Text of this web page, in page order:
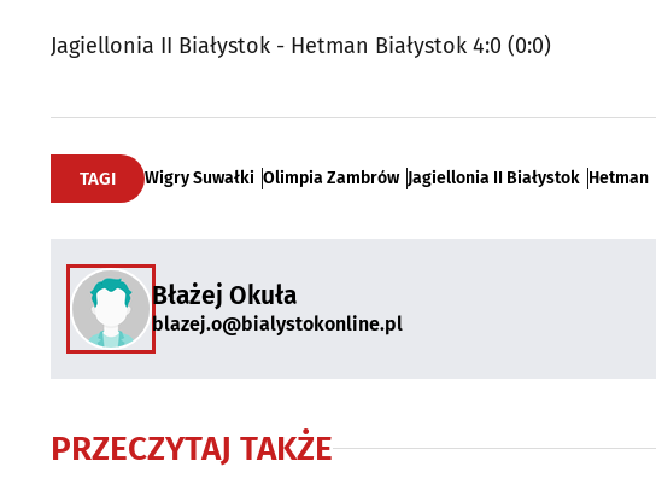
Jagiellonia II Białystok - Hetman Białystok 4:0 (0:0)
TAGI Wigry Suwałki Olimpia Zambrów Jagiellonia II Białystok Hetman
Błażej Okuła
blazej.o@bialystokonline.pl
PRZECZYTAJ TAKŻE